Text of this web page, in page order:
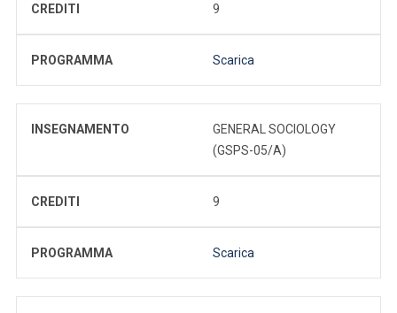
CREDITI 9
PROGRAMMA Scarica
INSEGNAMENTO
GENERAL SOCIOLOGY
(GSPS-05/A)
CREDITI 9
PROGRAMMA Scarica